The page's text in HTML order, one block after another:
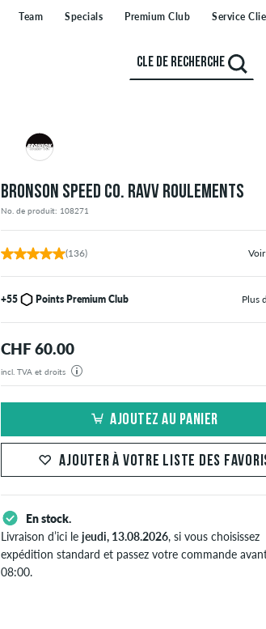
Team Specials Premium Club Service
BRONSON SPEED CO. RAVV ROULEMENTS
No. de produit: 108271
(136)
+55 Points Premium Club Plus
CHF 60.00
incl. TVA et droits
Votre commande sera expédiée depuis notre entrepôt en Allemagne. Toutes les taxes et droits
sont inclus dans le prix affiché. Il n'y a pas de frais supplémentaires autres que les frais de
AJOUTEZ AU PANIER
AJOUTER À VOTRE LISTE DES
En stock.
Livraison d’ici lejeudi, 13.08.2026, si vous choisissez
expédition standard et passez votre commande
08:00.